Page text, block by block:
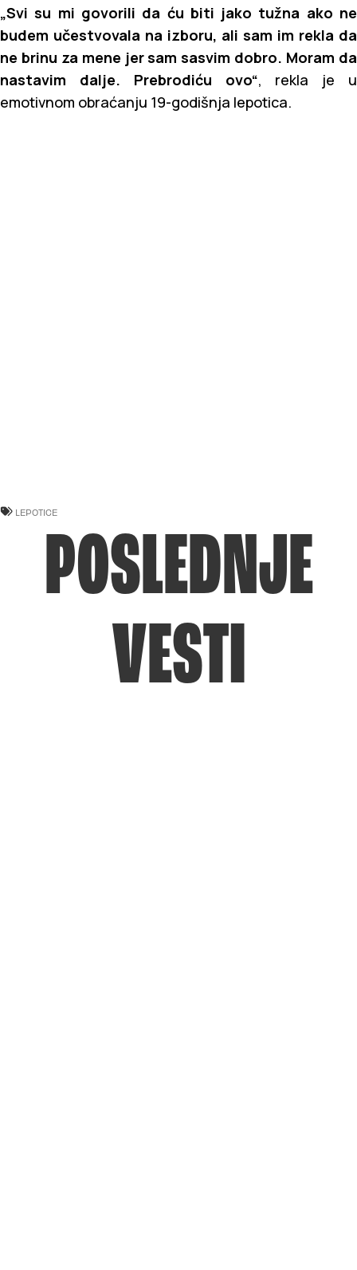
„Svi su mi govorili da ću biti jako tužna ako ne
budem učestvovala na izboru, ali sam im rekla da
ne brinu za mene jer sam sasvim dobro. Moram da
nastavim dalje. Prebrodiću ovo“, rekla je u
emotivnom obraćanju 19-godišnja lepotica.
LEPOTICE
POSLEDNJE
VESTI